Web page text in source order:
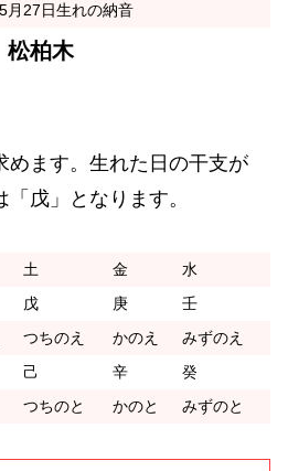
月27日生れの納音
松柏木
めます。生れた日の干支が
「戊」となります。
土 金
水
戊 庚
壬
つちのえ かのえ
みずのえ
己 辛
癸
つちのと かのと みずのと